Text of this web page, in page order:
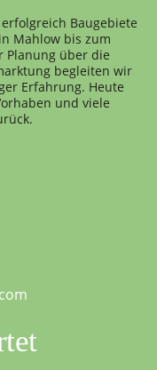
Baugebiete
Mahlow bis zum
Planung über die
begleiten wir
Erfahrung. Heute
und viele